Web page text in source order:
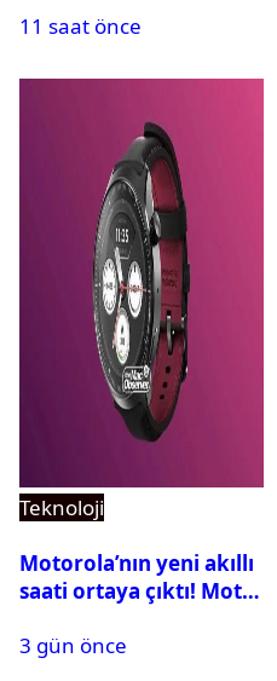
11 saat önce
Teknoloji
Motorola’nın yeni akıllı
saati ortaya çıktı! Moto
görüntülendi
3 gün önce